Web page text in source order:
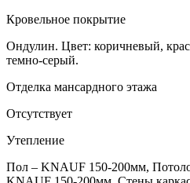
Кровельное покрытие
Ондулин. Цвет: коричневый,
темно-серый.
Отделка мансардного этажа
Отсутствует
Утепление
Пол – KNAUF 150-200мм,